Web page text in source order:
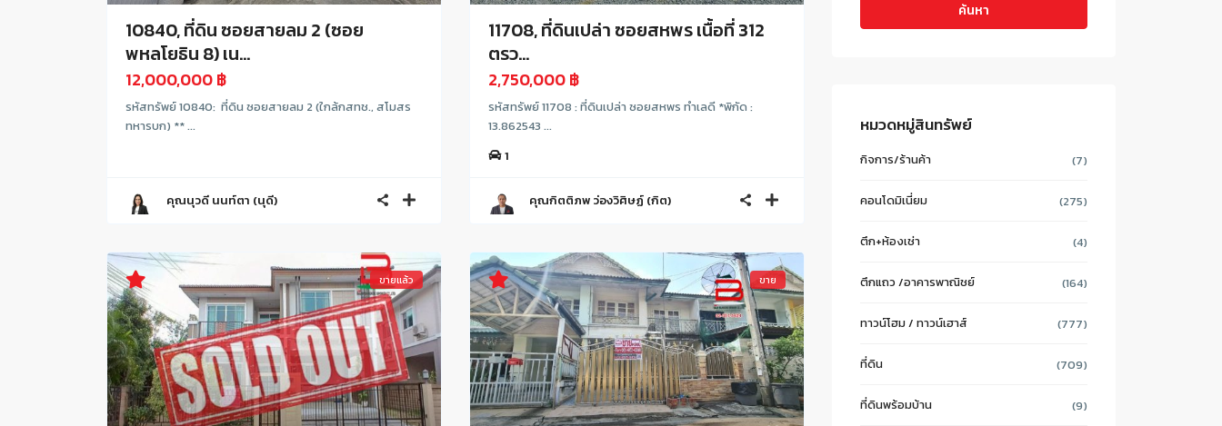
10840, ที่ดิน ซอยสายลม 2 (ซอย
พหลโยธิน 8) เน...
12,000,000 ฿
รหัสทรัพย์ 10840: ที่ดิน ซอยสายลม 2 (ใกล้กสทช., สโมสร
ทหารบก) ** ...
คุณนุวดี นนท์ตา (นุดี)
11708, ที่ดินเปล่า ซอยสหพร เนื้อที่ 312
ตรว...
2,750,000 ฿
รหัสทรัพย์ 11708 : ที่ดินเปล่า ซอยสหพร ทำเลดี *พิกัด :
13.862543 ...
1
คุณกิตติภพ ว่องวิศิษฏ์ (กิต)
ขายแล้ว ขาย
ค้นหา
หมวดหมู่สินทรัพย์
กิจการ/ร้านค้า (7)
คอนโดมิเนี่ยม (275)
ตึก+ห้องเช่า (4)
ตึกแถว /อาคารพาณิชย์ (164)
ทาวน์โฮม / ทาวน์เฮาส์ (777)
ที่ดิน (709)
ที่ดินพร้อมบ้าน (9)